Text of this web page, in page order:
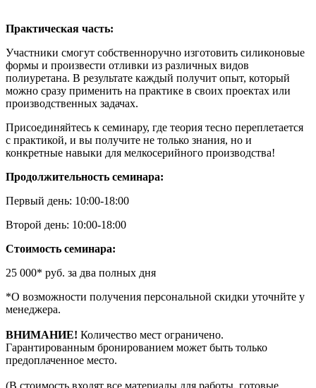
Практическая часть:
Участники смогут собственноручно изготовить силиконовые
формы и произвести отливки из различных видов
полиуретана. В результате каждый получит опыт, который
можно сразу применить на практике в своих проектах или
производственных задачах.
Присоединяйтесь к семинару, где теория тесно переплетается
с практикой, и вы получите не только знания, но и
конкретные навыки для мелкосерийного производства!
Продолжительность семинара:
Первый день: 10:00-18:00
Второй день: 10:00-18:00
Стоимость семинара:
25 000* руб. за два полных дня
*О возможности получения персональной скидки уточнйте у
менеджера.
ВНИМАНИЕ! Количество мест ограничено.
Гарантированным бронированием может быть только
предоплаченное место.
(В стоимость входят все материалы для работы, готовые